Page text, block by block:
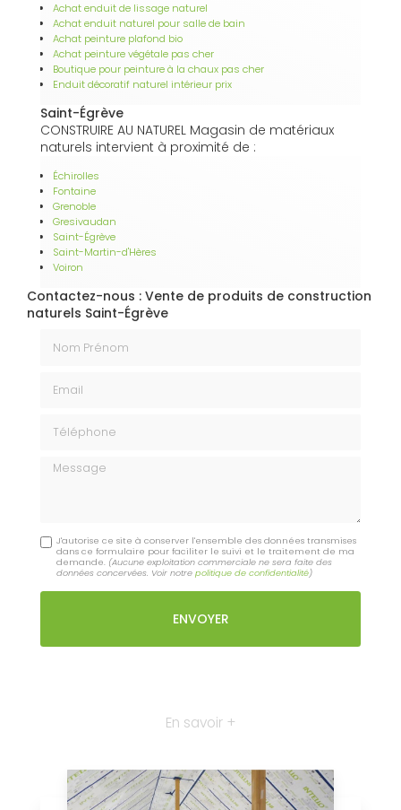
Achat enduit de lissage naturel
Achat enduit naturel pour salle de bain
Achat peinture plafond bio
Achat peinture végétale pas cher
Boutique pour peinture à la chaux pas cher
Enduit décoratif naturel intérieur prix
Saint-Égrève
CONSTRUIRE AU NATUREL Magasin de matériaux
naturels intervient à proximité de :
Échirolles
Fontaine
Grenoble
Gresivaudan
Saint-Égrève
Saint-Martin-d'Hères
Voiron
Contactez-nous : Vente de produits de construction
naturels Saint-Égrève
Message
J'autorise ce site à conserver l'ensemble des données transmises
dans ce formulaire pour faciliter le suivi et le traitement de ma
demande. (Aucune exploitation commerciale ne sera faite des
données concervées. Voir notrepolitique de confidentialité)
En savoir +